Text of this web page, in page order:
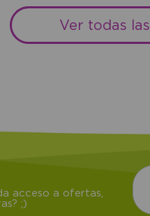
Ver todas las
acceso a ofertas,
;)